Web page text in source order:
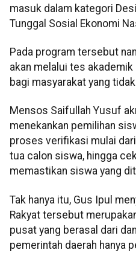
masuk dalam kategori
Tunggal Sosial Ekonomi
Pada program tersebut
akan melalui tes
bagi masyarakat yang
Mensos Saifullah Yusuf
menekankan pemilihan
proses verifikasi mulai
tua calon siswa, hingga
memastikan siswa yang
Tak hanya itu, Gus Ipul
Rakyat tersebut
pusat yang berasal dari
pemerintah daerah hanya